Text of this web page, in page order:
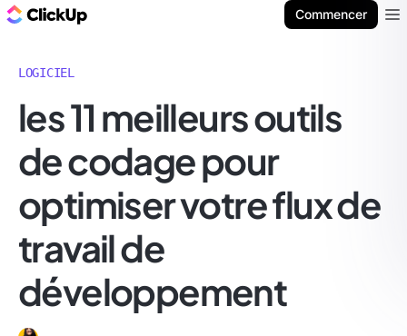
Commencer
LOGICIEL
les 11 meilleurs outils
de codage pour
optimiser votre flux de
travail de
développement